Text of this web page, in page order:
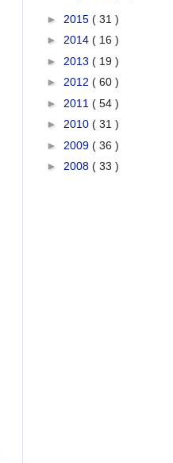
► 2015 ( 31 )
► 2014 ( 16 )
► 2013 ( 19 )
► 2012 ( 60 )
► 2011 ( 54 )
► 2010 ( 31 )
► 2009 ( 36 )
► 2008 ( 33 )